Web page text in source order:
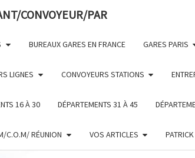
CONVOYEUR/PAR
BUREAUX GARES EN FRANCE GARES PARIS
LIGNES CONVOYEURS STATIONS
16 À 30 DÉPARTEMENTS 31 À 45
C.O.M/ RÉUNION VOS ARTICLES